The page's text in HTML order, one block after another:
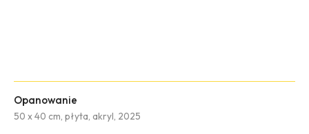
Opanowanie
50 x 40 cm, płyta, akryl, 2025